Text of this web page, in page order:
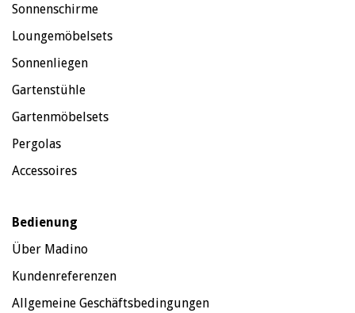
Sonnenschirme
Loungemöbelsets
Sonnenliegen
Gartenstühle
Gartenmöbelsets
Pergolas
Accessoires
Bedienung
Über Madino
Kundenreferenzen
Allgemeine Geschäftsbedingungen